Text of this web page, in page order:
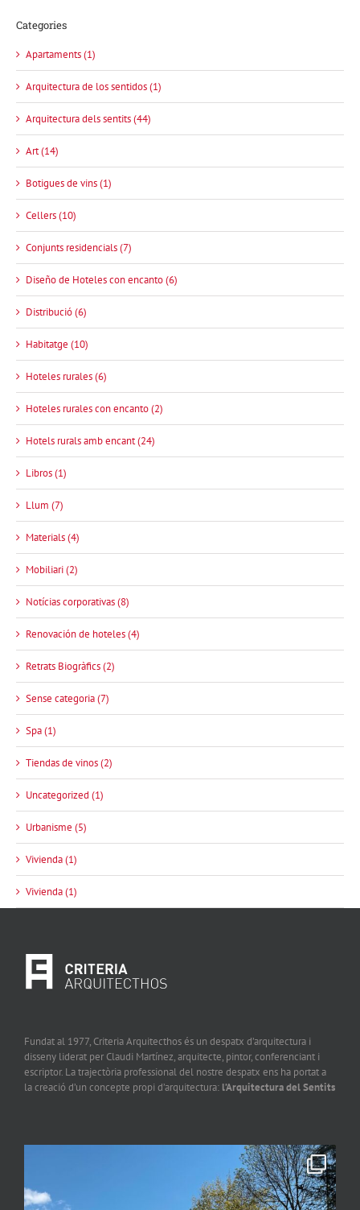
Categories
Apartaments (1)
Arquitectura de los sentidos (1)
Arquitectura dels sentits (44)
Art (14)
Botigues de vins (1)
Cellers (10)
Conjunts residencials (7)
Diseño de Hoteles con encanto (6)
Distribució (6)
Habitatge (10)
Hoteles rurales (6)
Hoteles rurales con encanto (2)
Hotels rurals amb encant (24)
Libros (1)
Llum (7)
Materials (4)
Mobiliari (2)
Notícias corporativas (8)
Renovación de hoteles (4)
Retrats Biogràfics (2)
Sense categoria (7)
Spa (1)
Tiendas de vinos (2)
Uncategorized (1)
Urbanisme (5)
Vivienda (1)
Vivienda (1)
Fundat al 1977, Criteria Arquitecthos és un despatx d’arquitectura i
disseny liderat per Claudi Martínez, arquitecte, pintor, conferenciant i
escriptor. La trajectòria professional del nostre despatx ens ha portat a
la creació d’un concepte propi d’arquitectura: l’Arquitectura del Sentits